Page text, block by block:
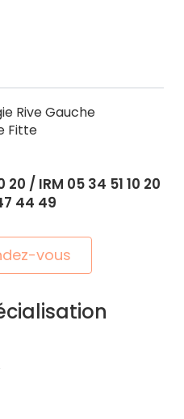
Rive Gauche
Fitte
/ IRM 05 34 51 10 20
44 49
vous